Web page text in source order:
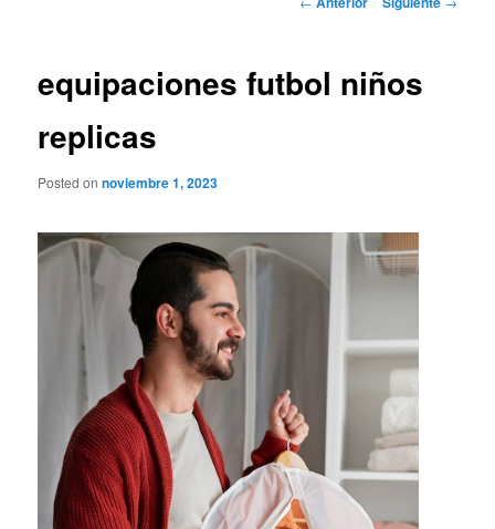
equipaciones futbol niños
replicas
Posted onnoviembre 1, 2023